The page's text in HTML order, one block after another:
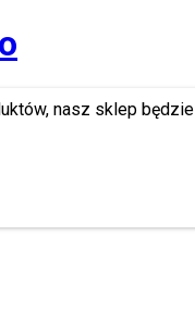
nasz sklep będzie